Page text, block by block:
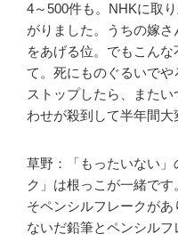
4～500件も。NHKに取
がりました。うちの嫁
をあげる位。でもこん
て。死にものぐるいで
ストップしたら、また
わせが殺到して半年間大
草野：「もったいない
ク」は根っこが一緒で
そペンシルフレークが
ないだ鉛筆とペンシル